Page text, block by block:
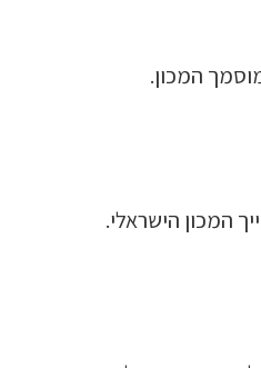
המכון.
המכון הישראלי.